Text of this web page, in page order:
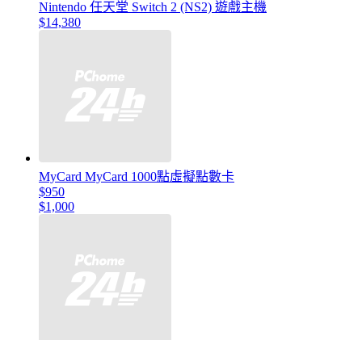
Nintendo 任天堂 Switch 2 (NS2) 遊戲主機
$14,380
MyCard MyCard 1000點虛擬點數卡
$950
$1,000